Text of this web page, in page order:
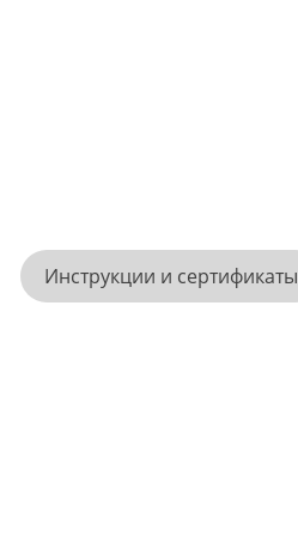
Инструкции и сертификаты